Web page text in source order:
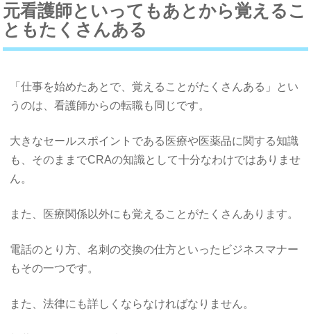
元看護師といってもあとから覚えるこ
ともたくさんある
「仕事を始めたあとで、覚えることがたくさんある」とい
うのは、看護師からの転職も同じです。
大きなセールスポイントである医療や医薬品に関する知識
も、そのままでCRAの知識として十分なわけではありませ
ん。
また、医療関係以外にも覚えることがたくさんあります。
電話のとり方、名刺の交換の仕方といったビジネスマナー
もその一つです。
また、法律にも詳しくならなければなりません。